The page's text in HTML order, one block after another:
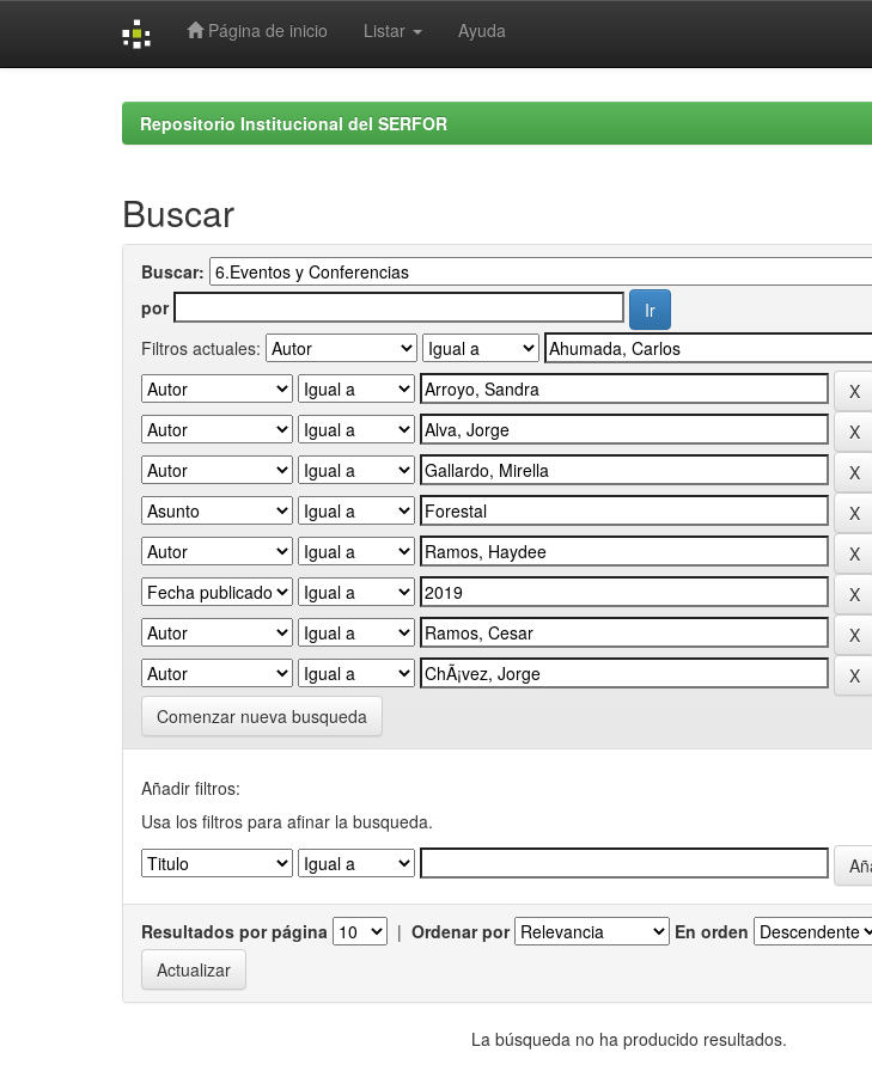
Página de inicio Listar Ayuda
Repositorio Institucional del SERFOR
Buscar
Buscar:
por
Filtros actuales:
Comenzar nueva busqueda
Añadir filtros:
Usa los filtros para afinar la busqueda.
Resultados por página | Ordenar por En orden
La búsqueda no ha producido resultados.